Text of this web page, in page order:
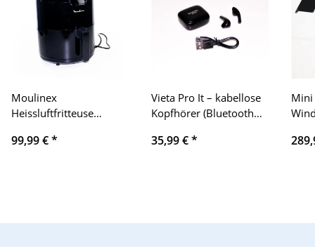
Moulinex
Heissluftfritteuse
Precision mit
99,99 €*
Vieta Pro It – kabellose
Kopfhörer (Bluetooth
Mikrofon, Touch
35,99 €*
Mini
to